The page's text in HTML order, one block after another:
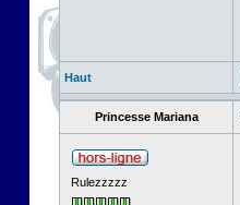
Haut
Princesse Mariana
Rulezzzzz